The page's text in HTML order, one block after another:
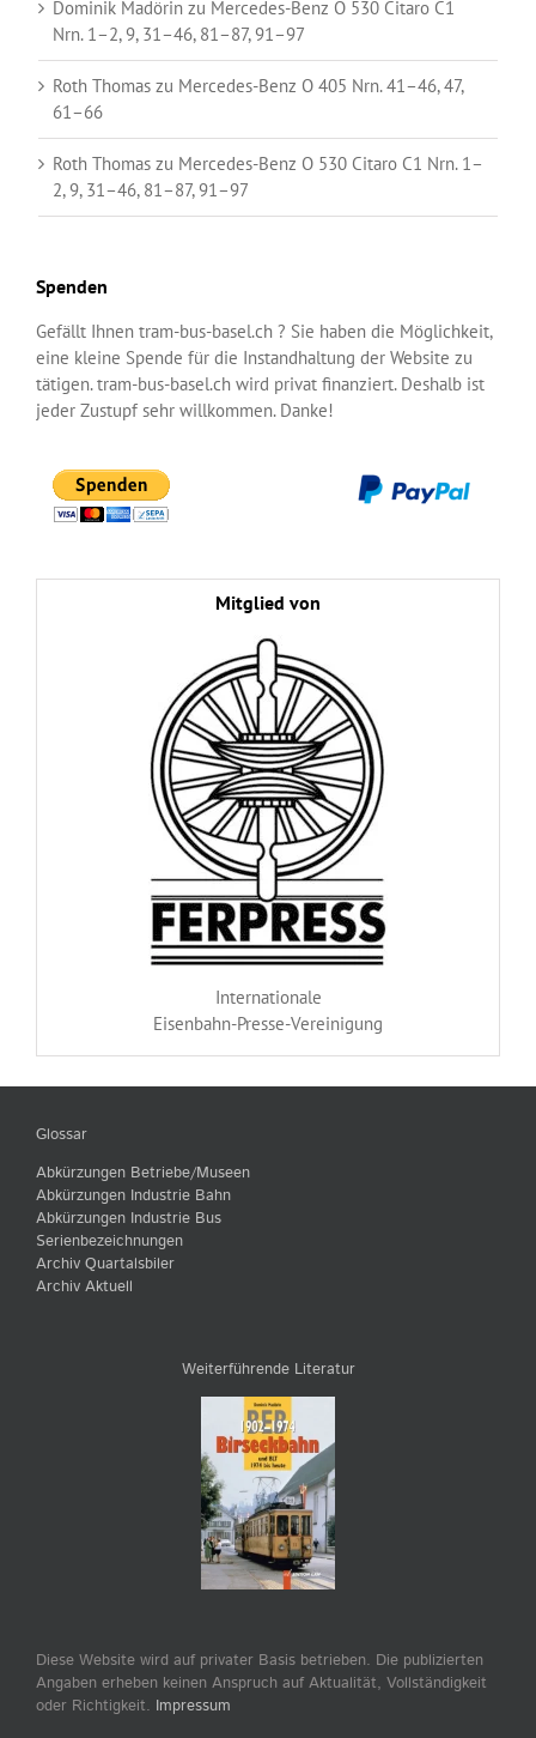
Dominik Madörin zu Mercedes-Benz O 530 Citaro C1
Nrn. 1–2, 9, 31–46, 81–87, 91–97
Roth Thomas zu Mercedes-Benz O 405 Nrn. 41–46, 47,
61–66
Roth Thomas zu Mercedes-Benz O 530 Citaro C1 Nrn. 1–
2, 9, 31–46, 81–87, 91–97
Spenden
Gefällt Ihnen tram-bus-basel.ch ? Sie haben die Möglichkeit,
eine kleine Spende für die Instandhaltung der Website zu
tätigen. tram-bus-basel.ch wird privat finanziert. Deshalb ist
jeder Zustupf sehr willkommen. Danke!
Mitglied von
Internationale
Eisenbahn-Presse-Vereinigung
Glossar
Abkürzungen Betriebe/Museen
Abkürzungen Industrie Bahn
Abkürzungen Industrie Bus
Serienbezeichnungen
Archiv Quartalsbiler
Archiv Aktuell
Weiterführende Literatur
Diese Website wird auf privater Basis betrieben. Die publizierten
Angaben erheben keinen Anspruch auf Aktualität, Vollständigkeit
oder Richtigkeit. Impressum